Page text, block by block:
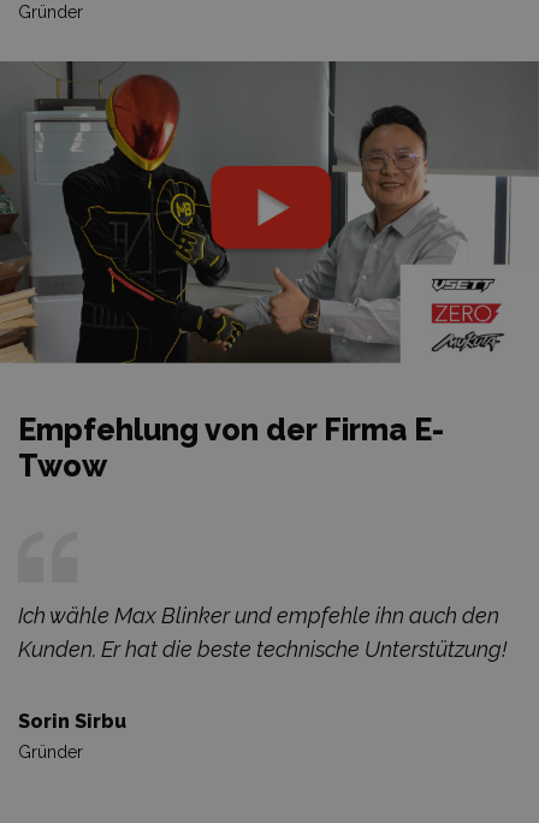
Gründer
Empfehlung von der Firma E-
Twow
Ich wähle Max Blinker und empfehle ihn auch den
Kunden. Er hat die beste technische Unterstützung!
Sorin Sirbu
Gründer